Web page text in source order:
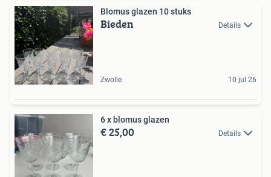
Blomus glazen 10 stuks
Bieden Details
Zwolle 10 jul 26
6 x blomus glazen
€ 25,00 Details